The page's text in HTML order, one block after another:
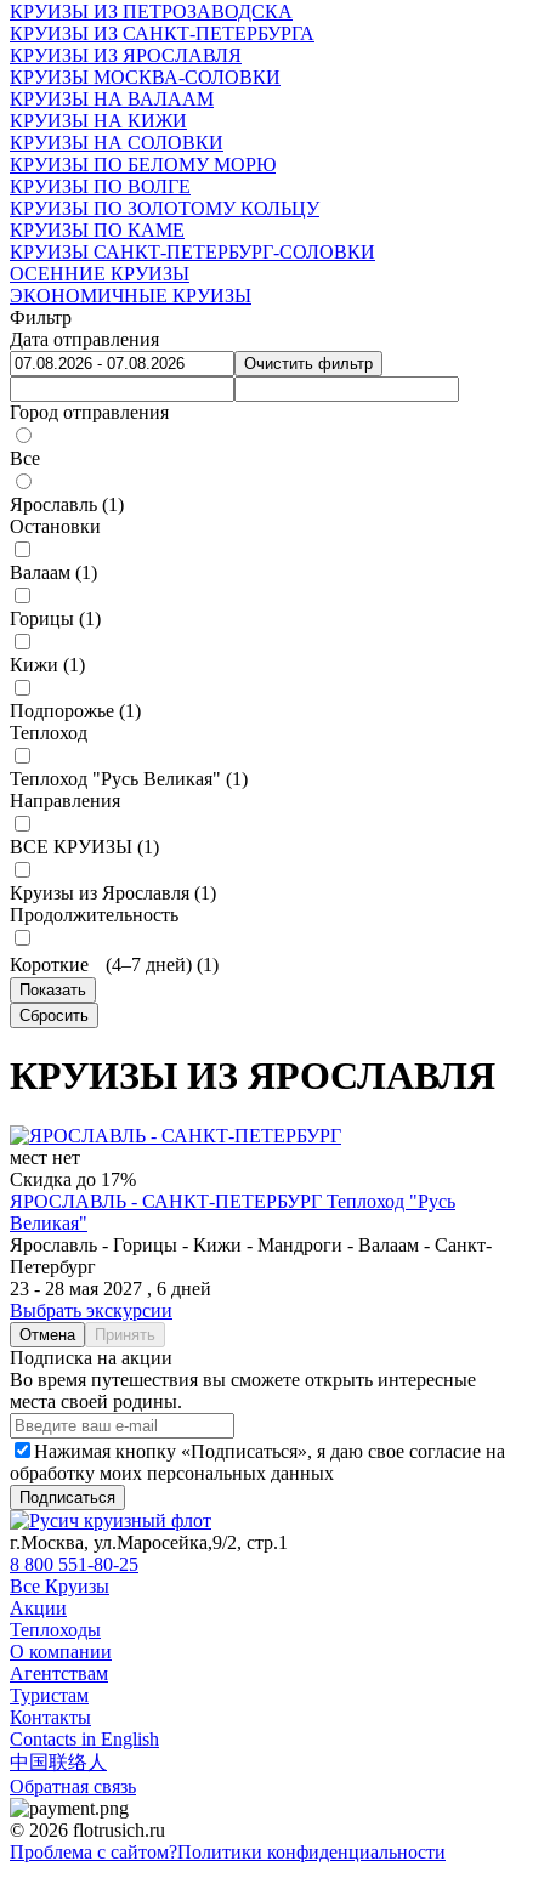
КРУИЗЫ ИЗ ПЕТРОЗАВОДСКА
КРУИЗЫ ИЗ САНКТ-ПЕТЕРБУРГА
КРУИЗЫ ИЗ ЯРОСЛАВЛЯ
КРУИЗЫ МОСКВА-СОЛОВКИ
КРУИЗЫ НА ВАЛААМ
КРУИЗЫ НА КИЖИ
КРУИЗЫ НА СОЛОВКИ
КРУИЗЫ ПО БЕЛОМУ МОРЮ
КРУИЗЫ ПО ВОЛГЕ
КРУИЗЫ ПО ЗОЛОТОМУ КОЛЬЦУ
КРУИЗЫ ПО КАМЕ
КРУИЗЫ САНКТ-ПЕТЕРБУРГ-СОЛОВКИ
ОСЕННИЕ КРУИЗЫ
ЭКОНОМИЧНЫЕ КРУИЗЫ
Фильтр
Дата отправления
Очистить фильтр
Город отправления
Все
Ярославль (1)
Остановки
Валаам (1)
Горицы (1)
Кижи (1)
Подпорожье (1)
Теплоход
Теплоход "Русь Великая" (1)
Направления
ВСЕ КРУИЗЫ (1)
Круизы из Ярославля (1)
Продолжительность
Короткие (4–7 дней) (1)
КРУИЗЫ ИЗ ЯРОСЛАВЛЯ
мест нет
Скидка до 17%
ЯРОСЛАВЛЬ - САНКТ-ПЕТЕРБУРГ Теплоход "Русь
Великая"
Ярославль - Горицы - Кижи - Мандроги - Валаам - Санкт-
Петербург
23 - 28 мая 2027 , 6 дней
Выбрать экскурсии
Отмена Принять
Подписка на акции
Во время путешествия вы сможете открыть интересные
места своей родины.
Нажимая кнопку «Подписаться», я даю свое согласие на
обработку моих персональных данных
Подписаться
г.Москва, ул.Маросейка,9/2, стр.1
8 800 551-80-25
Все Круизы
Акции
Теплоходы
О компании
Агентствам
Туристам
Контакты
Contacts in English
中国联络人
Обратная связь
© 2026 flotrusich.ru
Проблема с сайтом?Политики конфиденциальности